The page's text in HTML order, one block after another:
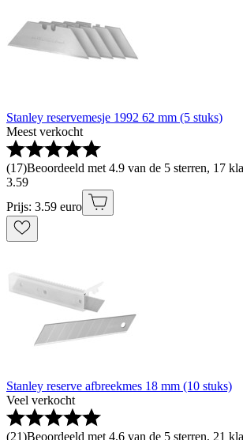
Stanley reservemesje 1992 62 mm (5 stuks)
Meest verkocht
(17)Beoordeeld met 4.9 van de 5 sterren, 17
3.59
Prijs: 3.59 euro
Stanley reserve afbreekmes 18 mm (10 stuks)
Veel verkocht
(21)Beoordeeld met 4.6 van de 5 sterren, 21